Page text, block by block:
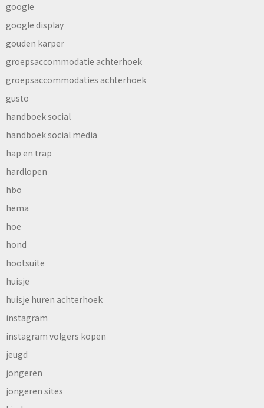
google
google display
gouden karper
groepsaccommodatie achterhoek
groepsaccommodaties achterhoek
gusto
handboek social
handboek social media
hap en trap
hardlopen
hbo
hema
hoe
hond
hootsuite
huisje
huisje huren achterhoek
instagram
instagram volgers kopen
jeugd
jongeren
jongeren sites